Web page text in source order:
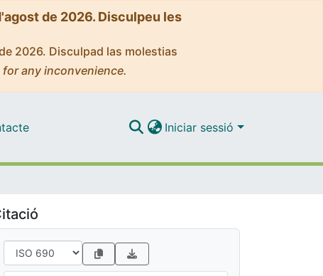
de 2026. Disculpeu les
2026. Disculpad las molestias
any inconvenience.
Iniciar sessió